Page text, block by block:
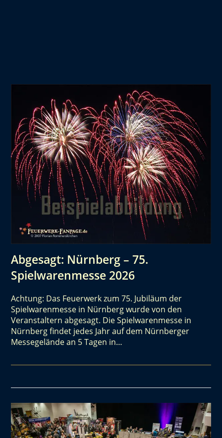
Abgesagt: Nürnberg – 75.
Spielwarenmesse 2026
Achtung: Das Feuerwerk zum 75. Jubiläum der
Spielwarenmesse in Nürnberg wurde von den
Veranstaltern abgesagt. Die Spielwarenmesse in
Nürnberg findet jedes Jahr auf dem Nürnberger
Messegelände an 5 Tagen in…